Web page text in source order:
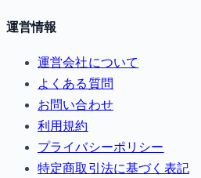
運営情報
運営会社について
よくある質問
お問い合わせ
利用規約
プライバシーポリシー
特定商取引法に基づく表記